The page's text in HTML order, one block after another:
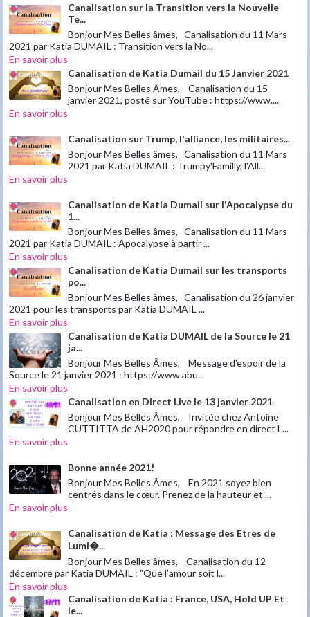
Canalisation sur la Transition vers la Nouvelle
Te...
Bonjour Mes Belles âmes, Canalisation du 11 Mars
2021 par Katia DUMAIL : Transition vers la No...
En savoir plus
Canalisation de Katia Dumail du 15 Janvier 2021
Bonjour Mes Belles Âmes, Canalisation du 15
janvier 2021, posté sur YouTube : https://www....
En savoir plus
Canalisation sur Trump, l'alliance, les militaires...
Bonjour Mes Belles âmes, Canalisation du 11 Mars
2021 par Katia DUMAIL : Trumpy'Familly, l'All...
En savoir plus
Canalisation de Katia Dumail sur l'Apocalypse du
1...
Bonjour Mes Belles âmes, Canalisation du 11 Mars
2021 par Katia DUMAIL : Apocalypse à partir ...
En savoir plus
Canalisation de Katia Dumail sur les transports
po...
Bonjour Mes Belles âmes, Canalisation du 26 janvier
2021 pour les transports par Katia DUMAIL ...
En savoir plus
Canalisation de Katia DUMAIL de la Source le 21
ja...
Bonjour Mes Belles Âmes, Message d'espoir de la
Source le 21 janvier 2021 : https://www.abu...
En savoir plus
Canalisation en Direct Live le 13 janvier 2021
Bonjour Mes Belles Âmes, Invitée chez Antoine
CUTTITTA de AH2020 pour répondre en direct L...
En savoir plus
Bonne année 2021!
Bonjour Mes Belles Âmes, En 2021 soyez bien
centrés dans le cœur. Prenez de la hauteur et ...
En savoir plus
Canalisation de Katia : Message des Etres de
Lumi�...
Bonjour Mes Belles âmes, Canalisation du 12
décembre par Katia DUMAIL : "Que l'amour soit l...
En savoir plus
Canalisation de Katia : France, USA, Hold UP Et
le...